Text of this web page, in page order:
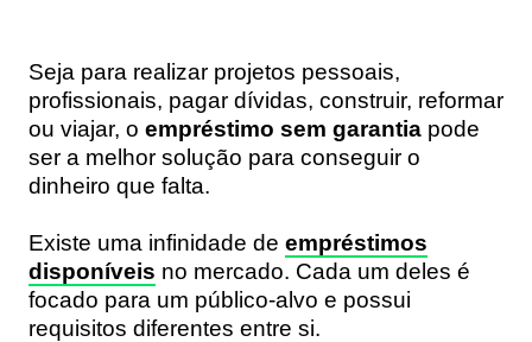
Seja para realizar projetos pessoais,
profissionais, pagar dívidas, construir, reformar
ou viajar, o empréstimo sem garantia pode
ser a melhor solução para conseguir o
dinheiro que falta.
Existe uma infinidade de empréstimos
disponíveis no mercado. Cada um deles é
focado para um público-alvo e possui
requisitos diferentes entre si.